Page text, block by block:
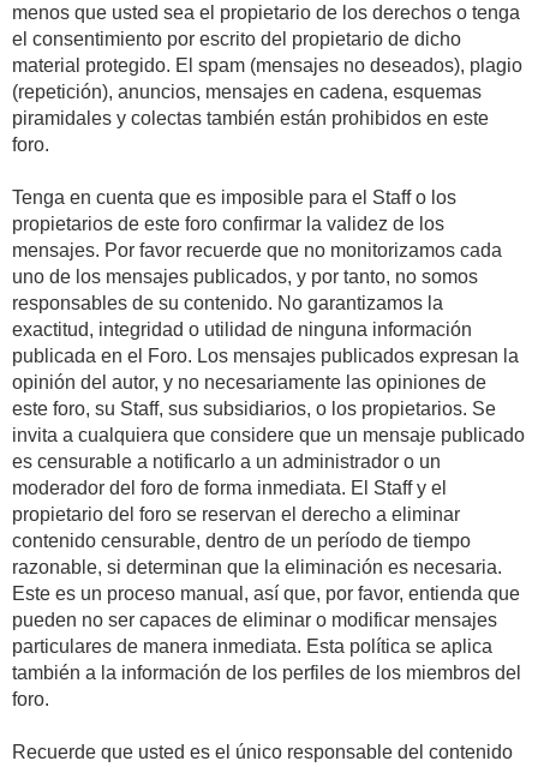
menos que usted sea el propietario de los derechos o tenga
el consentimiento por escrito del propietario de dicho
material protegido. El spam (mensajes no deseados), plagio
(repetición), anuncios, mensajes en cadena, esquemas
piramidales y colectas también están prohibidos en este
foro.
Tenga en cuenta que es imposible para el Staff o los
propietarios de este foro confirmar la validez de los
mensajes. Por favor recuerde que no monitorizamos cada
uno de los mensajes publicados, y por tanto, no somos
responsables de su contenido. No garantizamos la
exactitud, integridad o utilidad de ninguna información
publicada en el Foro. Los mensajes publicados expresan la
opinión del autor, y no necesariamente las opiniones de
este foro, su Staff, sus subsidiarios, o los propietarios. Se
invita a cualquiera que considere que un mensaje publicado
es censurable a notificarlo a un administrador o un
moderador del foro de forma inmediata. El Staff y el
propietario del foro se reservan el derecho a eliminar
contenido censurable, dentro de un período de tiempo
razonable, si determinan que la eliminación es necesaria.
Este es un proceso manual, así que, por favor, entienda que
pueden no ser capaces de eliminar o modificar mensajes
particulares de manera inmediata. Esta política se aplica
también a la información de los perfiles de los miembros del
foro.
Recuerde que usted es el único responsable del contenido